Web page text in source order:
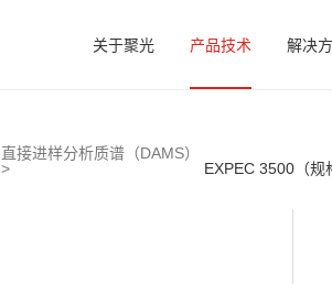
关于聚光 产品技术 解决
直接进样分析质谱（DAMS）
>
EXPEC 3500（规